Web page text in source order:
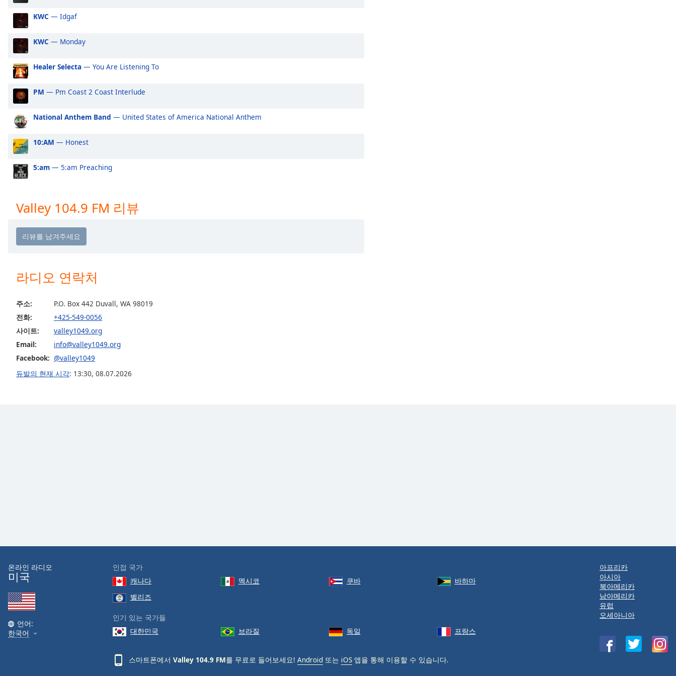
Audio
Track
in-
Picture
This
modal
window.
Beginning
window.
Escape
cancel
close
window.
Color
Opacity
Background
Color
Edge
Style
Font
Family
KWC — Idgaf
KWC — Monday
Healer Selecta — You Are Listening To
PM — Pm Coast 2 Coast Interlude
National Anthem Band — United States of America National Anthem
10:AM — Honest
5:am — 5:am Preaching
Valley 104.9 FM 리뷰
라디오 연락처
주소:
P.O. Box 442 Duvall, WA 98019
전화:
+425-549-0056
사이트:
valley1049.org
Email:
info@valley1049.org
Facebook: @valley1049
듀발의 현재 시각: 13:30, 08.07.2026
온라인 라디오
미국
언어:
한국어
인접 국가
캐나다
멕시코 쿠바
바하마
벨리즈
인기 있는 국가들
대한민국
브라질 독일 프랑스
스마트폰에서 Valley 104.9 FM를 무료로 들어보세요! Android 또는 iOS 앱을 통해 이용할 수 있습니다.
아프리카
아시아
북아메리카
남아메리카
유럽
오세아니아